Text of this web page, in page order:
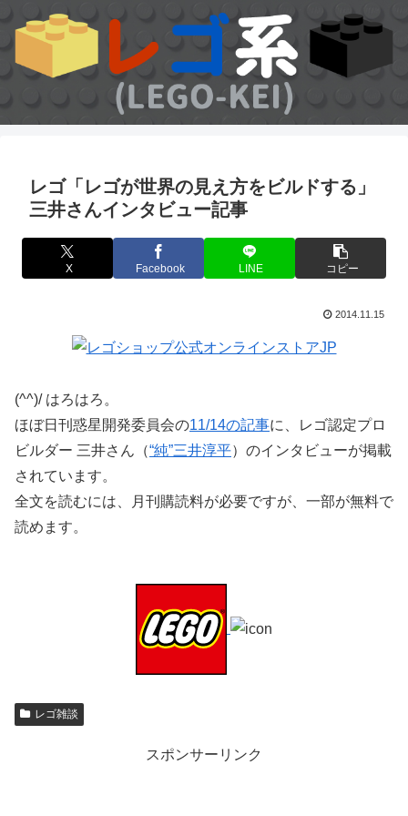
レゴ「レゴが世界の見え方をビルドする」
三井さんインタビュー記事
X Facebook LINE コピー
2014.11.15
(^^)/ はろはろ。
ほぼ日刊惑星開発委員会の11/14の記事に、レゴ認定プロ
ビルダー 三井さん（“純”三井淳平）のインタビューが掲載
されています。
全文を読むには、月刊購読料が必要ですが、一部が無料で
読めます。
レゴ雑談
スポンサーリンク